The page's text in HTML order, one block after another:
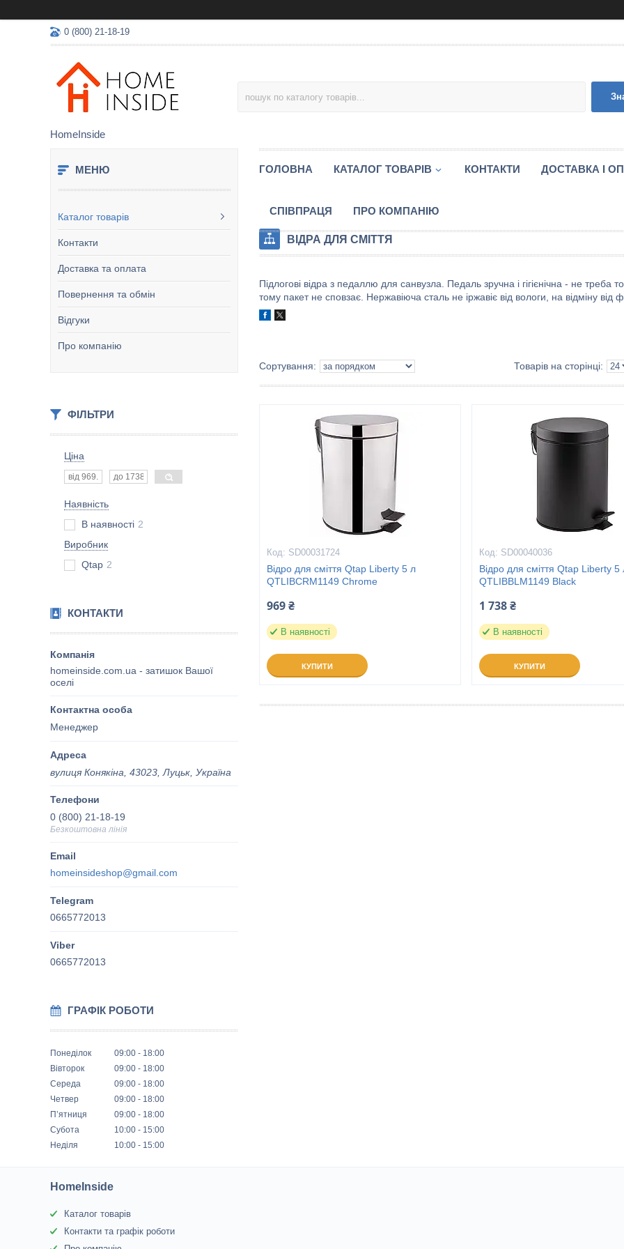
0 (800) 21-18-19
HomeInside
Каталог товарів
Контакти
Доставка та оплата
Повернення та обмін
Відгуки
Про компанію
ФІЛЬТРИ
Ціна
Наявність
В наявності 2
Виробник
Qtap 2
КОНТАКТИ
homeinside.com.ua - затишок Вашої
оселі
Менеджер
вулиця Конякіна, 43023, Луцьк, Україна
0 (800) 21-18-19
Безкоштовна лінія
homeinsideshop@gmail.com
0665772013
0665772013
ГРАФІК РОБОТИ
Понеділок 09:00
18:00
Вівторок
09:00
18:00
Середа
09:00
18:00
Четвер
09:00
18:00
Пʼятниця
09:00
18:00
Субота
10:00
15:00
Неділя
10:00 15:00
ГОЛОВНА КАТАЛОГ ТОВАРIВ КОНТАКТИ ДОСТАВКА І
СПIВПРАЦЯ ПРО КОМПАНІЮ
ВІДРА ДЛЯ СМІТТЯ
Підлогові відра з педаллю для санвузла. Педаль зручна і гігієнічна - не
тому пакет не сповзає. Нержавіюча сталь не іржавіє від вологи, на відміну від
SD00031724
Відро для сміття Qtap Liberty 5 л
QTLIBCRM1149 Chrome
969 ₴
В наявності
КУПИТИ
SD00040036
Відро для сміття Qtap Liberty 5
QTLIBBLM1149 Black
1 738 ₴
В наявності
КУПИТИ
HomeInside
Каталог товарів
Контакти та графік роботи